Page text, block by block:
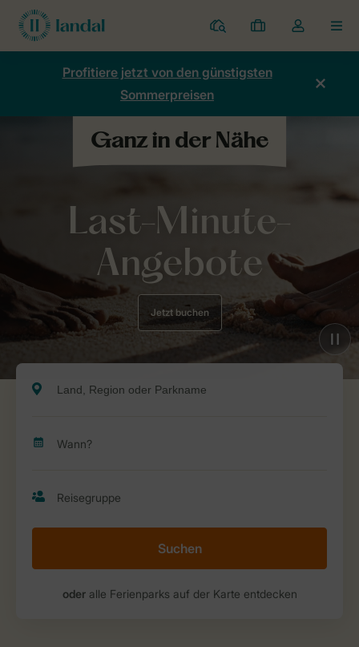
Ferienparks
Meine
Buchungen
Dropdown-
Menü
Kontos
Profitiere jetzt von den günstigsten
Sommerpreisen
Last-Minute-
Angebote
Jetzt buchen
Suchen
oderalle Ferienparks auf der Karte entdecken